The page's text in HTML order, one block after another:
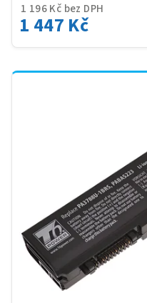
1 196 Kč bez DPH
1 447 Kč